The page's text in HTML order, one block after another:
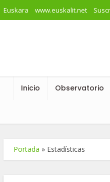
Euskara www.euskalit.net
Inicio Observatorio
Portada » Estadísticas